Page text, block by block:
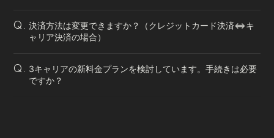
Q. 決済方法は変更できますか？（クレジットカード決済⇔キ
ャリア決済の場合）
Q. 3キャリアの新料金プランを検討しています。手続きは必要
ですか？